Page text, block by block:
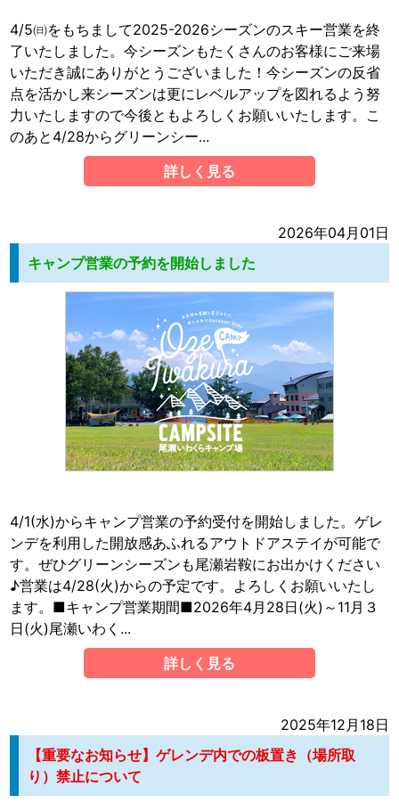
4/5㈰をもちまして2025-2026シーズンのスキー営業を終
了いたしました。今シーズンもたくさんのお客様にご来場
いただき誠にありがとうございました！今シーズンの反省
点を活かし来シーズンは更にレベルアップを図れるよう努
力いたしますので今後ともよろしくお願いいたします。こ
のあと4/28からグリーンシー...
詳しく見る
2026年04月01日
キャンプ営業の予約を開始しました
4/1(水)からキャンプ営業の予約受付を開始しました。ゲレ
ンデを利用した開放感あふれるアウトドアステイが可能で
す。ぜひグリーンシーズンも尾瀬岩鞍にお出かけください
♪営業は4/28(火)からの予定です。よろしくお願いいたし
ます。■キャンプ営業期間■2026年4月28日(火)～11月３
日(火)尾瀬いわく...
詳しく見る
2025年12月18日
【重要なお知らせ】ゲレンデ内での板置き（場所取
り）禁止について